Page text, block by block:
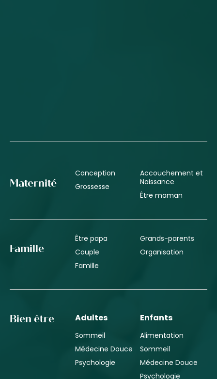
Maternité
Conception
Grossesse
Accouchement et
Naissance
Être maman
Famille
Être papa
Couple
Famille
Grands-parents
Organisation
Bien être Adultes
Sommeil
Médecine Douce
Psychologie
Enfants
Alimentation
Sommeil
Médecine Douce
Psychologie